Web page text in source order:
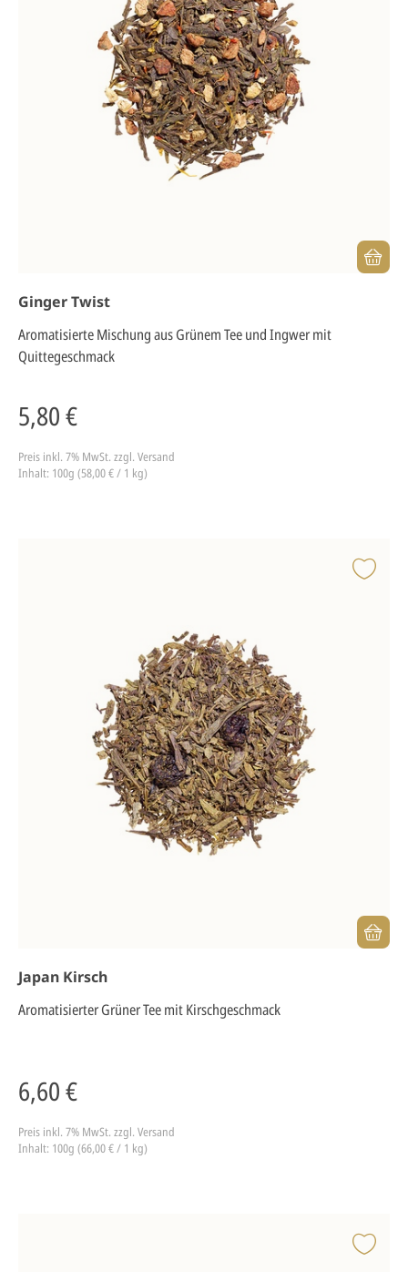
Ginger Twist
Aromatisierte Mischung aus Grünem Tee und Ingwer mit
Quittegeschmack
5,80 €
Preis inkl. 7% MwSt. zzgl. Versand
Inhalt: 100g (58,00 € / 1 kg)
Japan Kirsch
Aromatisierter Grüner Tee mit Kirschgeschmack
6,60 €
Preis inkl. 7% MwSt. zzgl. Versand
Inhalt: 100g (66,00 € / 1 kg)